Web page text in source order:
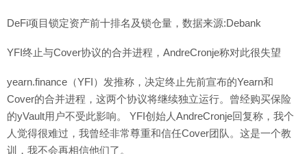
DeFi项目锁定资产前十排名及锁仓量，数据来源:Debank
YFI终止与Cover协议的合并进程，AndreCronje称对此很失望
yearn.finance（YFI）发推称，决定终止先前宣布的Yearn和
Cover的合并进程，这两个协议将继续独立运行。曾经购买保险
的yVault用户不受此影响。 YFI创始人AndreCronje回复称，我个
人觉得很难过，我曾经非常尊重和信任Cover团队。这是一个教
训，我不会再相信他们了。